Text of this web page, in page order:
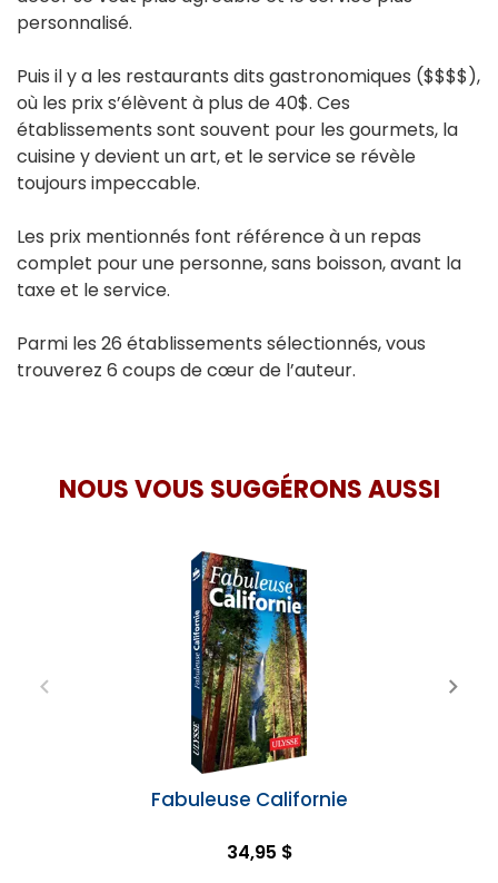
personnalisé.
Puis il y a les restaurants dits gastronomiques ($$$$),
où les prix s’élèvent à plus de 40$. Ces
établissements sont souvent pour les gourmets, la
cuisine y devient un art, et le service se révèle
toujours impeccable.
Les prix mentionnés font référence à un repas
complet pour une personne, sans boisson, avant la
taxe et le service.
Parmi les 26 établissements sélectionnés, vous
trouverez 6 coups de cœur de l’auteur.
NOUS VOUS SUGGÉRONS AUSSI
Fabuleuse Californie
34,95 $